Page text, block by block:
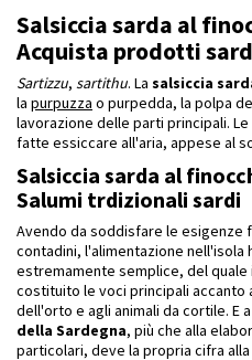
Salsiccia sarda al
Acquista prodotti
Sartizzu, sartithu. La salsiccia
la purpuzza o purpedda, la polpa
lavorazione delle parti principali. Le
fatte essiccare all'aria, appese al
Salsiccia sarda al
Salumi trdizionali sardi
Avendo da soddisfare le esigenze
contadini, l'alimentazione
estremamente semplice, del quale
costituito le voci principali
dell'orto e agli animali da cortile. E
della Sardegna, più che alla
particolari, deve la propria cifra